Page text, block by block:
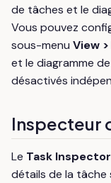
de tâches et le
Vous pouvez
sous-menu View
et le diagramme
désactivés
Inspecteur
Le Task Inspector
détails de la tâche